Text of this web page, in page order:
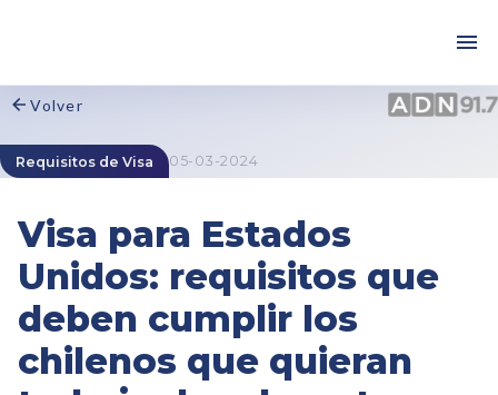
Volver
Requisitos de Visa 05-03-2024
Visa para Estados
Unidos: requisitos que
deben cumplir los
chilenos que quieran